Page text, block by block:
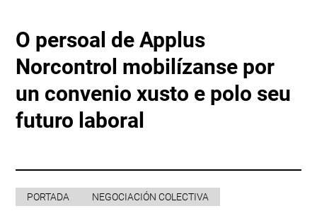
O persoal de Applus
Norcontrol mobilízanse por
un convenio xusto e polo seu
futuro laboral
PORTADA NEGOCIACIÓN COLECTIVA